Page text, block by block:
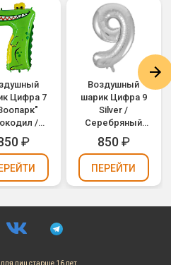
Цифра 7
/
1689)
₽
Воздушный
шарик Цифра 9
Silver /
Серебряный
(1207-2964)
850₽
ПЕРЕЙТИ
для лиц старше 16 лет